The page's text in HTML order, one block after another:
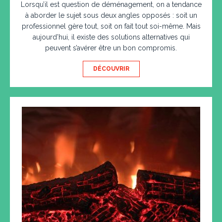
Lorsqu’il est question de déménagement, on a tendance
à aborder le sujet sous deux angles opposés : soit un
professionnel gère tout, soit on fait tout soi-même. Mais
aujourd’hui, il existe des solutions alternatives qui
peuvent s’avérer être un bon compromis.
DÉCOUVRIR